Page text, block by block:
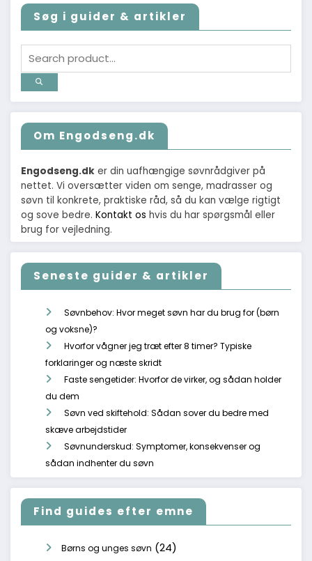
Søg i guider & artikler
Om Engodseng.dk
Engodseng.dk er din uafhængige søvnrådgiver på
nettet. Vi oversætter viden om senge, madrasser og
søvn til konkrete, praktiske råd, så du kan vælge rigtigt
og sove bedre. Kontakt os hvis du har spørgsmål eller
brug for vejledning.
Seneste guider & artikler
Søvnbehov: Hvor meget søvn har du brug for (børn
og voksne)?
Hvorfor vågner jeg træt efter 8 timer? Typiske
forklaringer og næste skridt
Faste sengetider: Hvorfor de virker, og sådan holder
du dem
Søvn ved skiftehold: Sådan sover du bedre med
skæve arbejdstider
Søvnunderskud: Symptomer, konsekvenser og
sådan indhenter du søvn
Find guides efter emne
Børns og unges søvn (24)